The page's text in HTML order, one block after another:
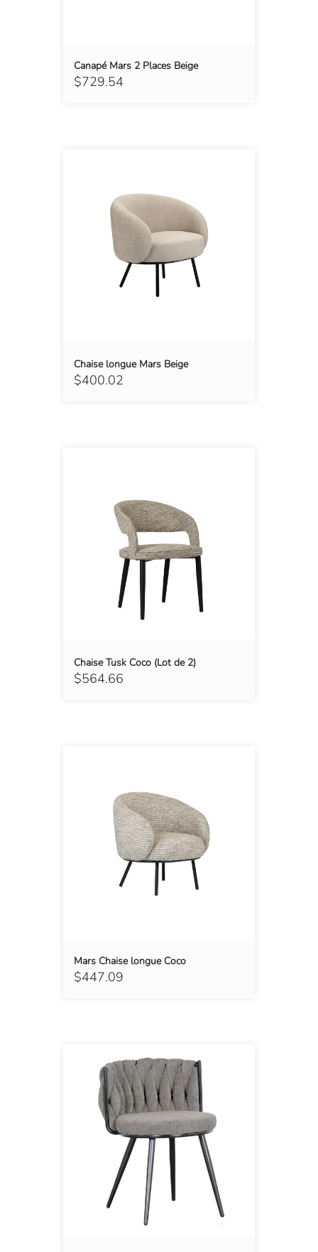
$729.54
Canapé Mars 2 Places Beige
$400.02
Chaise longue Mars Beige
$564.66
Chaise Tusk Coco (Lot de 2)
$447.09
Mars Chaise longue Coco